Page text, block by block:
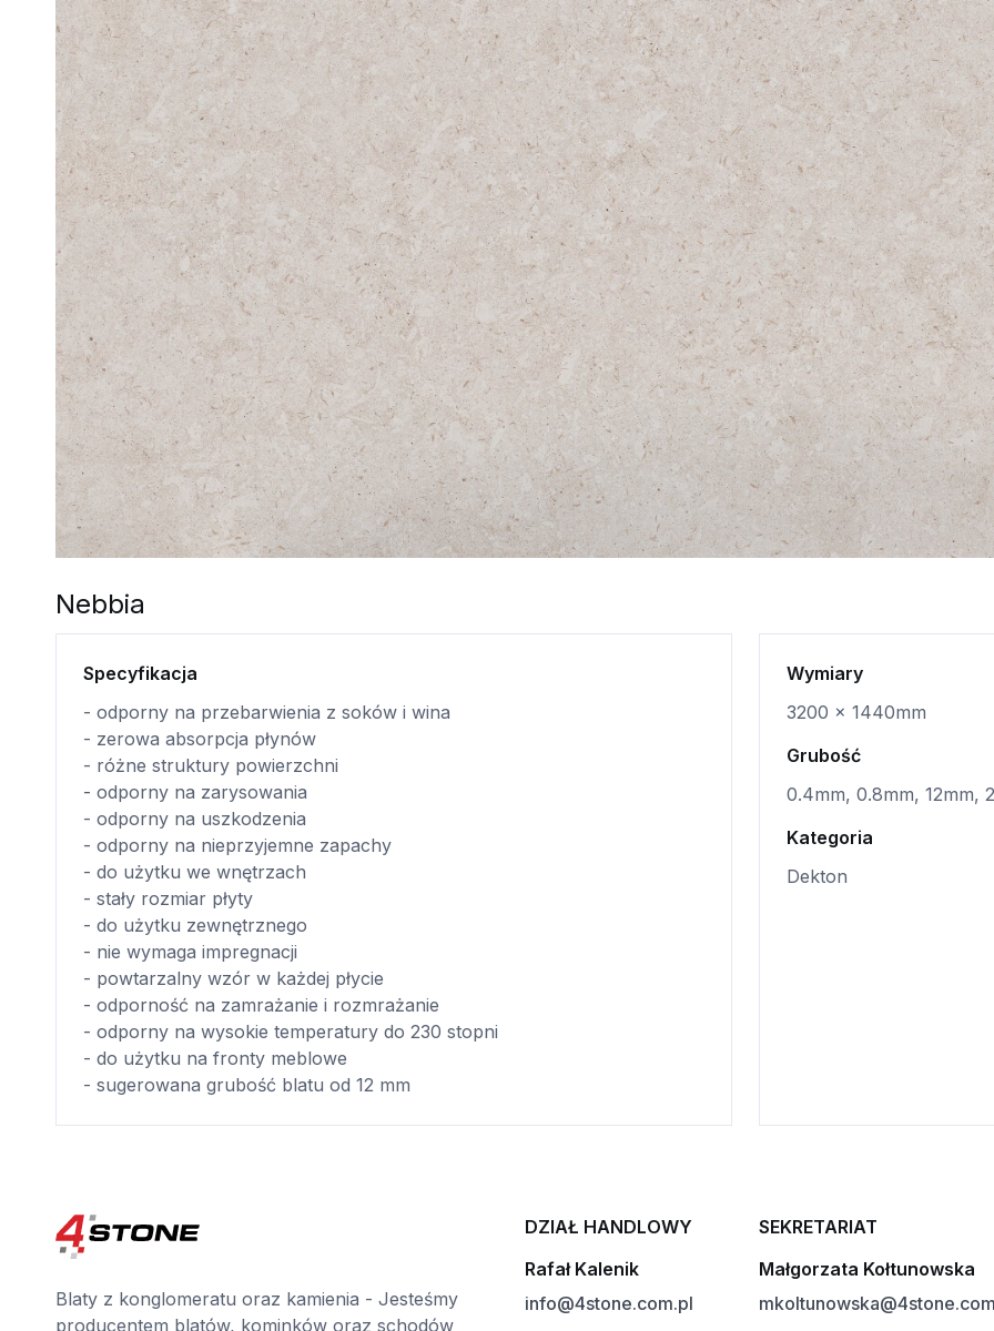
Nebbia
Specyfikacja
- odporny na przebarwienia z soków i wina
- zerowa absorpcja płynów
- różne struktury powierzchni
- odporny na zarysowania
- odporny na uszkodzenia
- odporny na nieprzyjemne zapachy
- do użytku we wnętrzach
- stały rozmiar płyty
- do użytku zewnętrznego
- nie wymaga impregnacji
- powtarzalny wzór w każdej płycie
- odporność na zamrażanie i rozmrażanie
- odporny na wysokie temperatury do 230 stopni
- do użytku na fronty meblowe
- sugerowana grubość blatu od 12 mm
Wymiary
3200 x 1440mm
Grubość
0.4mm, 0.8mm, 12mm,
Kategoria
Dekton
Blaty z konglomeratu oraz kamienia - Jesteśmy
producentem blatów, kominków oraz schodów
DZIAŁ HANDLOWY
Rafał Kalenik
info@4stone.com.pl
SEKRETARIAT
Małgorzata Kołtunowska